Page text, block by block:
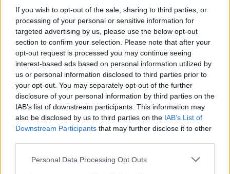
If you wish to opt-out of the sale, sharing to third parties, or
processing of your personal or sensitive information for
targeted advertising by us, please use the below opt-out
section to confirm your selection. Please note that after your
opt-out request is processed you may continue seeing
interest-based ads based on personal information utilized by
us or personal information disclosed to third parties prior to
your opt-out. You may separately opt-out of the further
disclosure of your personal information by third parties on the
IAB’s list of downstream participants. This information may
also be disclosed by us to third parties on the IAB’s List of
Downstream Participants that may further disclose it to other
Personal Data Processing Opt Outs
Μουντιάλ 2026: Με ανατροπή στο τέλος η Αργεντινή
νίκησε την Αγγλία και πήγε τελικό!
16 Ιουλίου 2026, 00:09
επιστροφή στην κορυφή
ΕΠΑΓΓΕΛΜΑΤΙΕΣ ΥΓΕΙΑΣ